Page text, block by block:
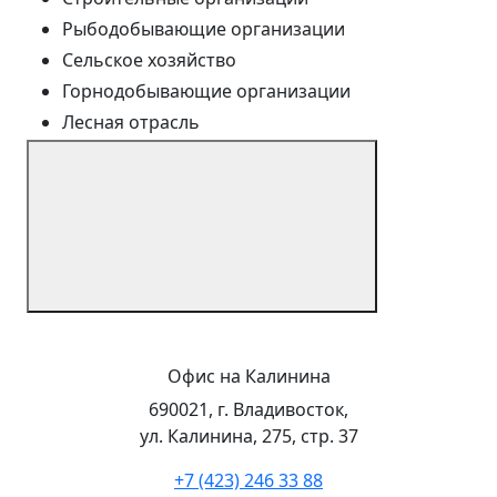
Рыбодобывающие организации
Сельское хозяйство
Горнодобывающие организации
Лесная отрасль
Офис на Калинина
690021, г. Владивосток,
ул. Калинина, 275, стр. 37
+7 (423) 246 33 88